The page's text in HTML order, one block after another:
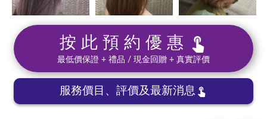
按此預約優惠
最低價保證 + 禮品 / 現金回贈 + 真實評價
服務價目、評價及最新消息